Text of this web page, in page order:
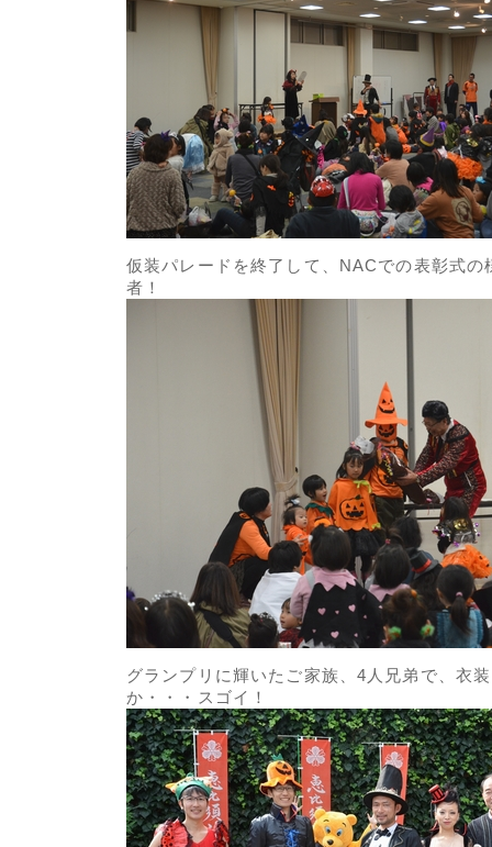
仮装パレードを終了して、NACでの表彰式の
者！
グランプリに輝いたご家族、4人兄弟で、衣
か・・・スゴイ！